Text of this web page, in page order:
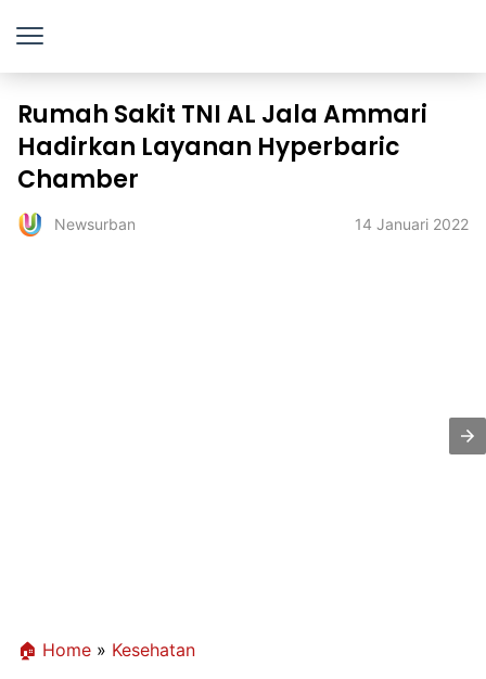
Rumah Sakit TNI AL Jala Ammari
Hadirkan Layanan Hyperbaric
Chamber
Newsurban 14 Januari 2022
🏠 Home » Kesehatan